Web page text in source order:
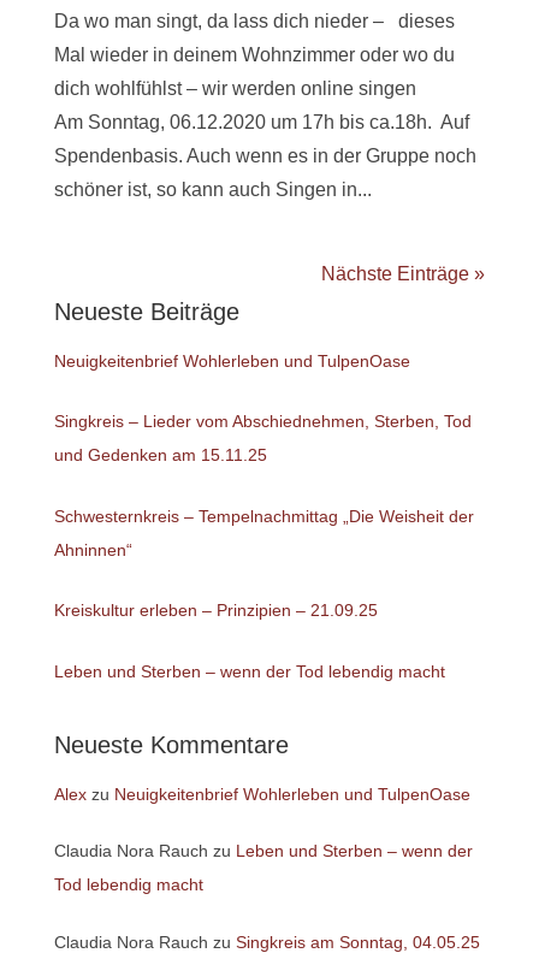
Da wo man singt, da lass dich nieder – dieses
Mal wieder in deinem Wohnzimmer oder wo du
dich wohlfühlst – wir werden online singen
Am Sonntag, 06.12.2020 um 17h bis ca.18h. Auf
Spendenbasis. Auch wenn es in der Gruppe noch
schöner ist, so kann auch Singen in...
Nächste Einträge »
Neueste Beiträge
Neuigkeitenbrief Wohlerleben und TulpenOase
Singkreis – Lieder vom Abschiednehmen, Sterben, Tod
und Gedenken am 15.11.25
Schwesternkreis – Tempelnachmittag „Die Weisheit der
Ahninnen“
Kreiskultur erleben – Prinzipien – 21.09.25
Leben und Sterben – wenn der Tod lebendig macht
Neueste Kommentare
Alexzu Neuigkeitenbrief Wohlerleben und TulpenOase
Claudia Nora Rauch zu Leben und Sterben – wenn der
Tod lebendig macht
Claudia Nora Rauch zu Singkreis am Sonntag, 04.05.25